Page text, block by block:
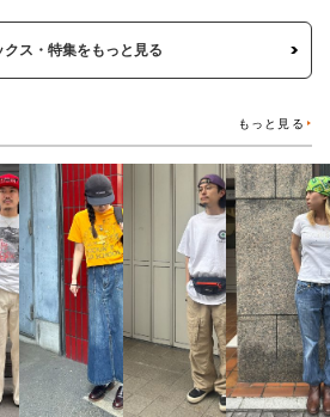
クス・特集をもっと見る
もっと見る